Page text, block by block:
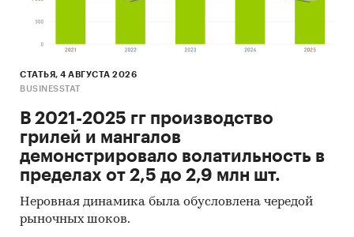
СТАТЬЯ, 4 АВГУСТА 2026
BUSINESSTAT
В 2021-2025 гг производство
грилей и мангалов
демонстрировало волатильность в
пределах от 2,5 до 2,9 млн шт.
Неровная динамика была обусловлена чередой
рыночных шоков.